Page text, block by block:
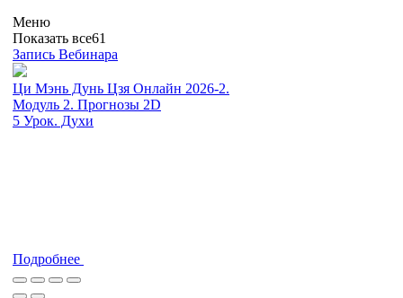
Меню
Показать все61
Запись Вебинара
Ци Мэнь Дунь Цзя Онлайн 2026-2.
Модуль 2. Прогнозы 2D
5 Урок. Духи
Подробнее